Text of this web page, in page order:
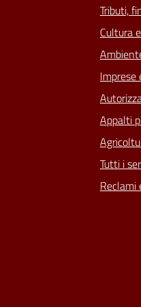
Tributi,
Cultura
Imprese
Appalti
Tutti i
Reclami